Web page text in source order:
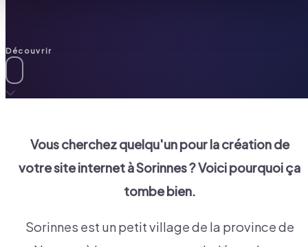
Découvrir
Vous cherchez quelqu'un pour la création de
votre site internet àSorinnes? Voici pourquoi ça
tombe bien.
Sorinnes est un petit village de la province de